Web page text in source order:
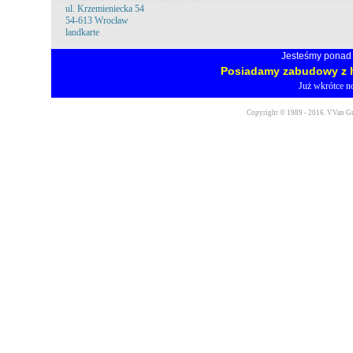
ul. Krzemieniecka 54
54-613 Wrocław
landkarte
Jesteśmy
Posiadamy zabudowy z
Już wkrótce
Copyright © 1989 - 2016. VVan